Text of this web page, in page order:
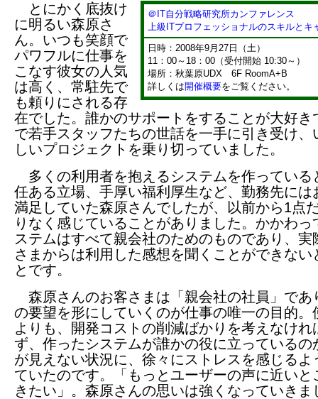
＠IT自分戦略研究所カンファレンス
上級ITプロフェッショナルのスキルとキ
日時：2008年9月27日（土）
11：00～18：00（受付開始 10:30～）
場所：秋葉原UDX 6F RoomA+B
詳しくは開催概要をご覧ください。
とにかく底抜け
に明るい森原さ
ん。いつも笑顔で
パワフルに仕事を
こなす彼女の人気
は高く、常駐先で
も頼りにされる存
在でした。誰かのサポートをすることが大好き
で若手スタッフたちの世話を一手に引き受け、
しいプロジェクトを乗り切っていました。
多くの利用者を抱えるシステムを作っている
任ある立場、手厚い福利厚生など、勤務先には
満足していた森原さんでしたが、以前から1点
りなく感じていることがありました。かかわっ
ステムはすべて親会社のためのものであり、実
さまからは利用した感想を聞くことができない
とです。
森原さんのお客さまは「親会社の社員」であ
の要望を形にしていくのが仕事の唯一の目的。
よりも、開発コストの削減ばかりを考えなけれ
ず、作ったシステムが誰かの役に立っているの
が見えない状況に、徐々にストレスを感じるよ
ていたのです。「もっとユーザーの声に近いと
きたい」。森原さんの思いは強くなっていきま